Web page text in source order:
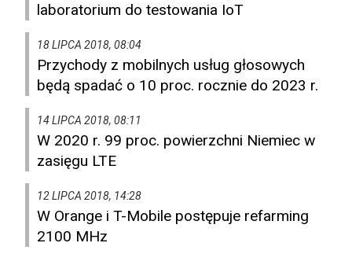
laboratorium do testowania IoT
18 LIPCA 2018, 08:04
Przychody z mobilnych usług głosowych
będą spadać o 10 proc. rocznie do 2023 r.
14 LIPCA 2018, 08:11
W 2020 r. 99 proc. powierzchni Niemiec w
zasięgu LTE
12 LIPCA 2018, 14:28
W Orange i T-Mobile postępuje refarming
2100 MHz